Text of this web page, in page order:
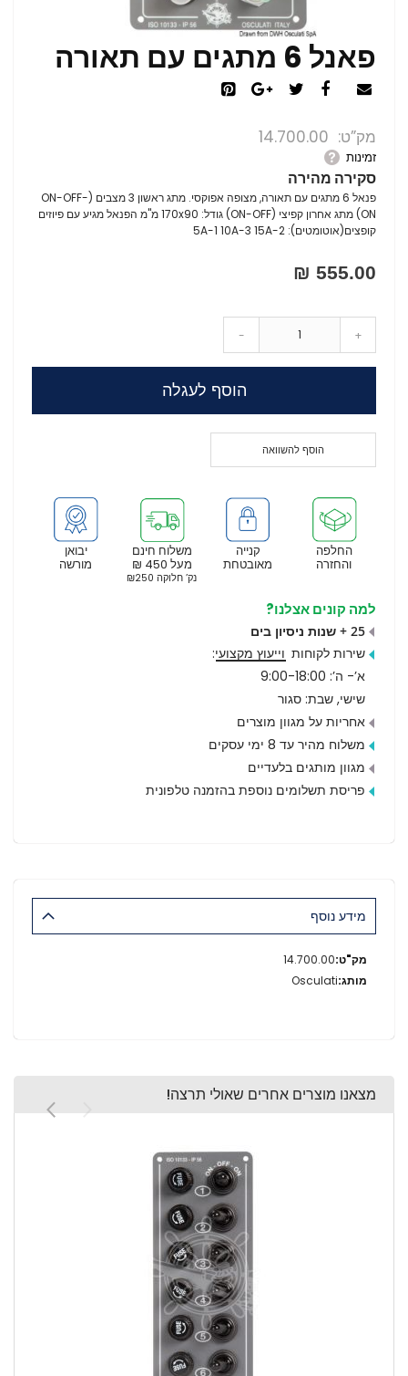
פאנל 6 מתגים עם תאורה
מק”ט 14.700.00
זמינות
סקירה מהירה
פנאל 6 מתגים עם תאורה, מצופה אפוקסי. מתג ראשון 3 מצבים (ON-OFF-
ON) מתג אחרון קפיצי (ON-OFF) גודל: 170x90 מ"מ הפנאל מגיע עם פיוזים
קופצים(אוטומטים): 5A-1 10A-3 15A-2
555.00 ₪
- +
הוסף לעגלה
הוסף להשוואה
יבואן
מורשה
משלוח חינם
מעל 450 ₪
נק’ חלוקה ₪250
קנייה
מאובטחת
החלפה
והחזרה
למה קונים אצלנו?
25 + שנות ניסיון בים
שירות לקוחות וייעוץ מקצועי:
א’- ה’: 9:00-18:00
שישי, שבת: סגור
אחריות על מגוון מוצרים
משלוח מהיר עד 8 ימי עסקים
מגוון מותגים בלעדיים
פריסת תשלומים נוספת בהזמנה טלפונית
מידע נוסף
מידע
נוסף
14.700.00
Osculati
מצאנו מוצרים אחרים שאולי תרצה!